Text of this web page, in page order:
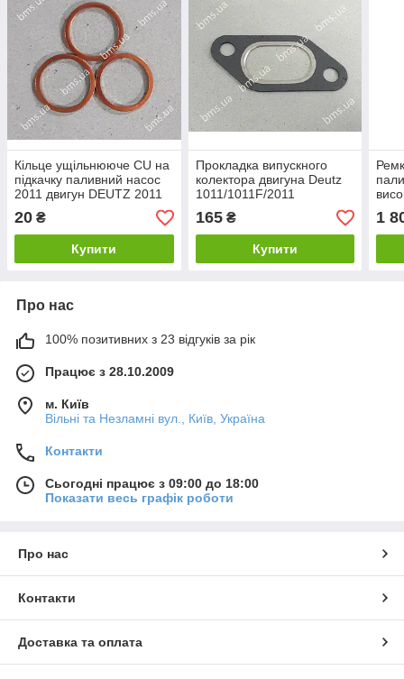
Кільце ущільнююче CU на
підкачку паливний насос
2011 двигун DEUTZ 2011
20 ₴
Купити
Прокладка випускного
колектора двигуна Deutz
1011/1011F/2011
165₴
Купити
1
Про нас
100% позитивних з 23 відгуків за рік
Працює з 28.10.2009
м. Київ
Вільні та Незламні вул., Київ, Україна
Контакти
Сьогодні працює з 09:00 до 18:00
Показати весь графік роботи
Про нас
Контакти
Доставка та оплата